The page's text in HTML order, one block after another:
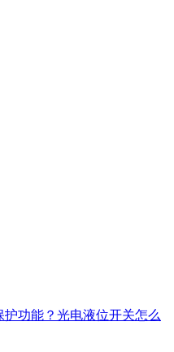
功能？光电液位开关怎么